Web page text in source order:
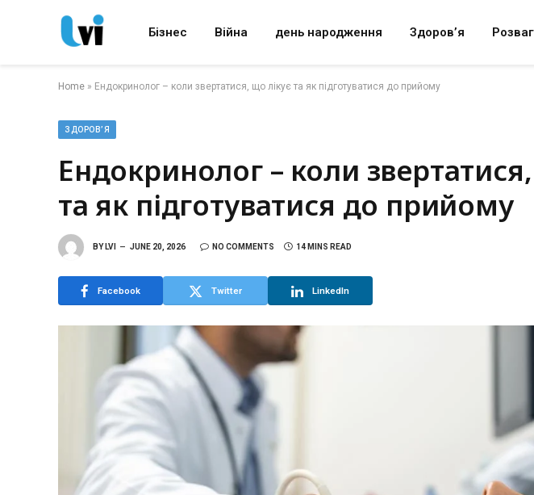
Бізнес Війна день народження Здоров’я
Home » Ендокринолог – коли звертатися, що лікує та як підготуватися до прийому
ЗДОРОВ’Я
Ендокринолог – коли
та як підготуватися до прийому
BY LVI JUNE 20, 2026 NO COMMENTS 14 MINS READ
Facebook Twitter LinkedIn